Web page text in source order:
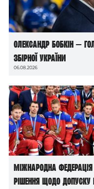
Олександр Бобкін —
збірної України
06.08.2026
Міжнародна
рішення щодо допуску